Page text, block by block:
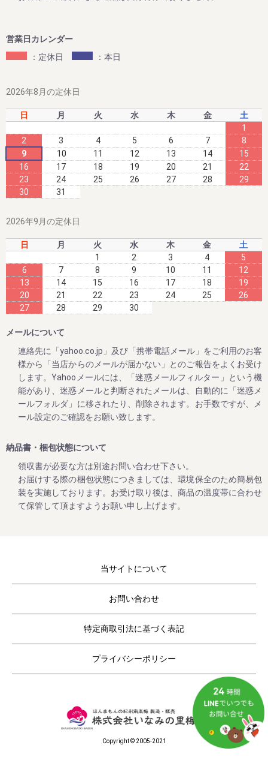
さい。
夏のお買い得企画 ～夏のダブル企画のご案内～
毎年大好評をいただいてる梅企画です。
期間は８月末まで。
2023/06/09
新梅ご予約開始！ ～夏のダブル企画のご案内～
だ、紀州南高梅 しそ漬け 1.2kg。
いつもご愛顧いただいている皆様に、いち早くお届けした
い!!
そんな想いで、今年も早期ご予約スタート!!!!
2023/04/26
ゴールデンウィークの営業のお知らせ
平素は格別のご高配を賜り厚く御礼申し上げます。
表記の件、下記の通りご案内させていただきます。
何かとご迷惑をお掛け致しますが、何卒ご理解とご協力を賜
りますよう宜しくお願い致します。
【休業日】
5月3日(水曜日) ～ ５月7日（日曜日）
【平常通り営業】
5月8日(月曜日) ～
毎年大好評をいただいてる梅企画です。
ご家庭用の紀州南高梅がお得にお買い求めいただけます。
さらに今回もキャンペーン期間中にお買上げいただいたお客
様全員に「梅エキス飴」をプレゼントします。
年末年始期間中の営業日の営業のお知らせ
平素は格別のご高配を賜り厚く御礼申し上げます。
営業日カレンダー
：定休日
：本日
2026年8月の定休日
日 月 火 水 木 金
土
1
2
3 4 5 6 7
8
9
10 11 12 13 14
15
16
17 18 19 20 21
22
23
24 25 26 27 28
29
30
31
2026年9月の定休日
日 月 火 水 木 金
土
1
2 3 4
5
6
7 8 9 10 11
12
13
14 15 16 17 18
19
20
21 22 23 24 25
26
27
28 29 30
メールについて
連絡先に「yahoo.co.jp」及び「携帯電話メール」をご利用のお客
様から「当店からのメールが届かない」とのご報告をよくお受け
します。Yahooメールには、「迷惑メールフィルター」という機
能があり、迷惑メールと判断されたメールは、自動的に「迷惑メ
ールフォルダ」に移されたり、削除されます。お手数ですが、メ
ール設定のご確認をお願い致します。
納品書・梱包状態について
領収書が必要な方は別途お問い合わせ下さい。
お届けする際の梱包状態につきましては、環境保全のため簡易包
装を実施しております。お受け取り後は、商品の温度帯に合わせ
て保管して頂ますようお願い申し上げます。
当サイトについて
お問い合わせ
特定商取引法に基づく表記
プライバシーポリシー
Copyright © 2005-2021